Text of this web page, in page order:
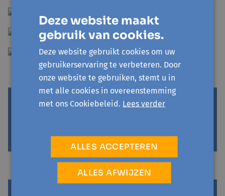
Blijf op de hoogte via de facebookpagina of
NAAR DE FACEBOOKGROEP
NAAR DE FACEBOOKPAGINA
Deze website maakt
gebruik van cookies.
Deze website gebruikt cookies om uw
gebruikerservaring te verbeteren. Door
onze website te gebruiken, stemt u in
met alle cookies in overeenstemming
met ons Cookiebeleid. Lees verder
ALLES ACCEPTEREN
ALLES AFWIJZEN